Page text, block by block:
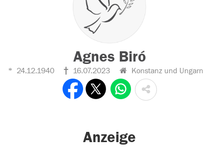
Agnes Biró
24.12.1940 16.07.2023 Konstanz und Ungarn
Anzeige